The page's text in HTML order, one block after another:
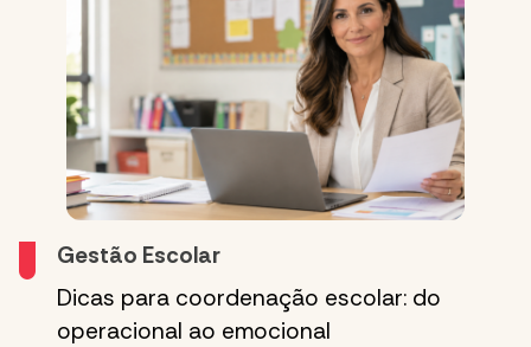
Gestão Escolar
Dicas para coordenação escolar: do
operacional ao emocional